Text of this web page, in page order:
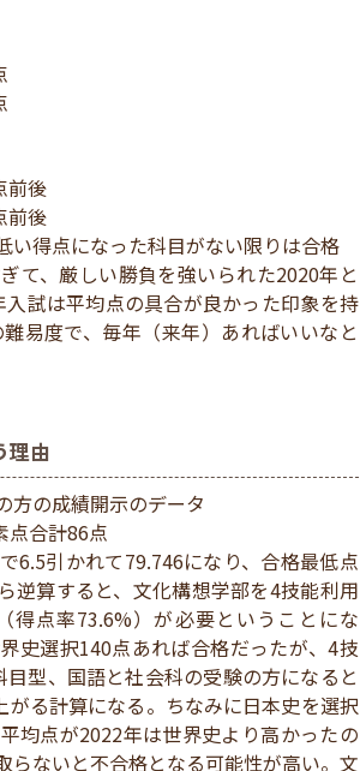
前後
前後
得点になった科目がない限りは合格
て、厳しい勝負を強いられた2020年と
試は平均点の具合が良かった印象を持
易度で、毎年（来年）あればいいなと
理由
方の成績開示のデータ
点合計86点
6.5引かれて79.746になり、合格最低点
逆算すると、文化構想学部を4技能利用
得点率73.6%）が必要ということにな
史選択140点あれば合格だったが、4技
型、国語と社会科の受験の方になると
る計算になる。ちなみに日本史を選択
均点が2022年は世界史より高かったの
らないと不合格となる可能性が高い。文